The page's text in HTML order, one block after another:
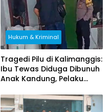
Hukum & Kriminal
Tragedi Pilu di Kalimanggis:
Ibu Tewas Diduga Dibunuh
Anak Kandung, Pelaku